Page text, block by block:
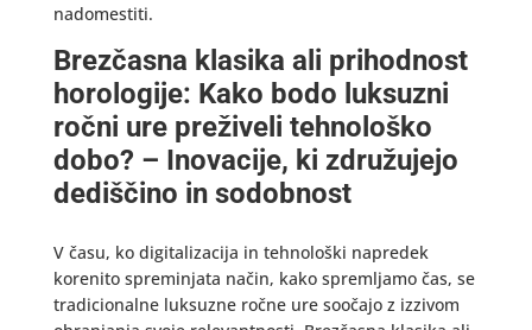
nadomestiti.
Brezčasna klasika ali prihodnost
horologije: Kako bodo luksuzni
ročni ure preživeli tehnološko
dobo? – Inovacije, ki združujejo
dediščino in sodobnost
V času, ko digitalizacija in tehnološki napredek
korenito spreminjata način, kako spremljamo čas, se
tradicionalne luksuzne ročne ure soočajo z izzivom